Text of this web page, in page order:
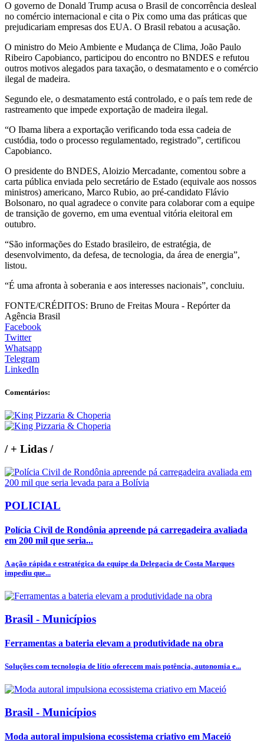
O governo de Donald Trump acusa o Brasil de concorrência desleal
no comércio internacional e cita o Pix como uma das práticas que
prejudicariam empresas dos EUA. O Brasil rebatou a acusação.
O ministro do Meio Ambiente e Mudança de Clima, João Paulo
Ribeiro Capobianco, participou do encontro no BNDES e refutou
outros motivos alegados para taxação, o desmatamento e o comércio
ilegal de madeira.
Segundo ele, o desmatamento está controlado, e o país tem rede de
rastreamento que impede exportação de madeira ilegal.
“O Ibama libera a exportação verificando toda essa cadeia de
custódia, todo o processo regulamentado, registrado”, certificou
Capobianco.
O presidente do BNDES, Aloizio Mercadante, comentou sobre a
carta pública enviada pelo secretário de Estado (equivale aos nossos
ministros) americano, Marco Rubio, ao pré-candidato Flávio
Bolsonaro, no qual agradece o convite para colaborar com a equipe
de transição de governo, em uma eventual vitória eleitoral em
outubro.
“São informações do Estado brasileiro, de estratégia, de
desenvolvimento, da defesa, de tecnologia, da área de energia”,
listou.
“É uma afronta à soberania e aos interesses nacionais”, concluiu.
FONTE/CRÉDITOS: Bruno de Freitas Moura - Repórter da
Agência Brasil
Facebook
Twitter
Whatsapp
Telegram
LinkedIn
Comentários:
/+ Lidas /
POLICIAL
Polícia Civil de Rondônia apreende pá carregadeira avaliada
em 200 mil que seria...
A ação rápida e estratégica da equipe da Delegacia de Costa Marques
impediu que...
Brasil - Municípios
Ferramentas a bateria elevam a produtividade na obra
Soluções com tecnologia de lítio oferecem mais potência, autonomia e...
Brasil - Municípios
Moda autoral impulsiona ecossistema criativo em Maceió